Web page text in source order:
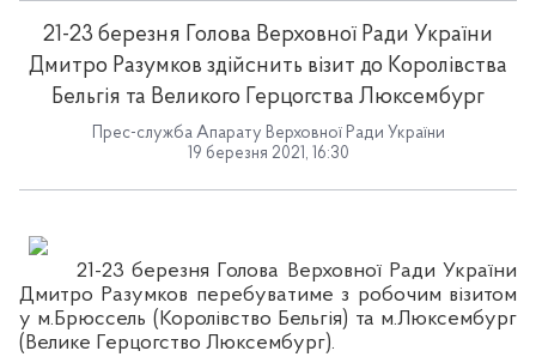
21-23 березня Голова Верховної Ради України
Дмитро Разумков здійснить візит до Королівства
Бельгія та Великого Герцогства Люксембург
Прес-служба Апарату Верховної Ради України
19 березня 2021, 16:30
21-23 березня Голова Верховної Ради України
Дмитро Разумков перебуватиме з робочим візитом
у м.Брюссель (Королівство Бельгія) та м.Люксембург
(Велике Герцогство Люксембург).